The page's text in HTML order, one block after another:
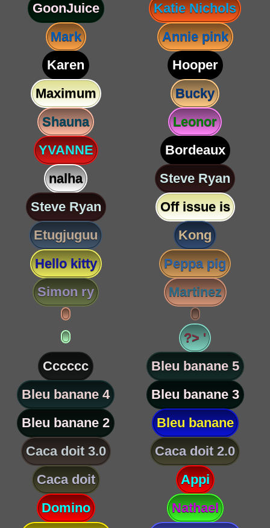
GoonJuice
Katie Nichols
Mark
Annie pink
Karen
Hooper
Maximum
Bucky
Shauna
Leonor
YVANNE
Bordeaux
nalha
Steve Ryan
Steve Ryan
Off issue is
Etugjuguu
Kong
Hello kitty
Peppa pig
Simon ry
Martinez
?> '
Cccccc
Bleu banane 5
Bleu banane 4
Bleu banane 3
Bleu banane 2
Bleu banane
Caca doit 3.0
Caca doit 2.0
Caca doit
Appi
Domino
Nathael